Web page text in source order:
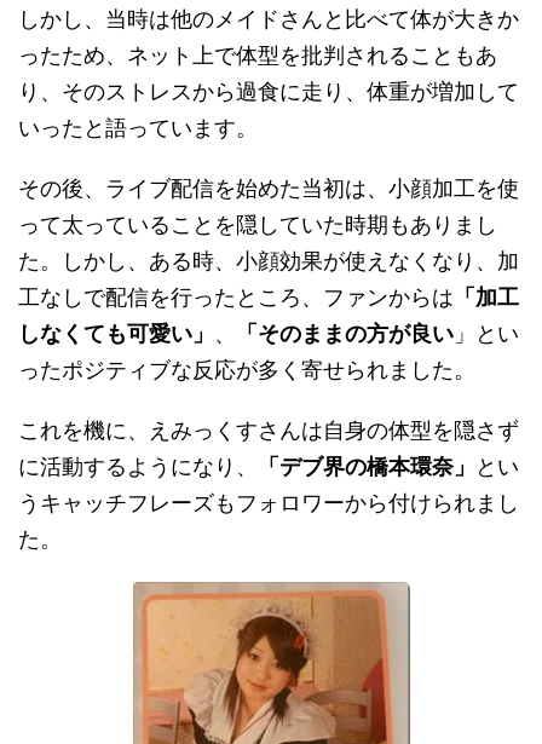
しかし、当時は他のメイドさんと比べて体が大きか
ったため、ネット上で体型を批判されることもあ
り、そのストレスから過食に走り、体重が増加して
いったと語っています。
その後、ライブ配信を始めた当初は、小顔加工を使
って太っていることを隠していた時期もありまし
た。しかし、ある時、小顔効果が使えなくなり、加
工なしで配信を行ったところ、ファンからは 「加工
しなくても可愛い」 、 「そのままの方が良い 」とい
ったポジティブな反応が多く寄せられました。
これを機に、えみっくすさんは自身の体型を隠さず
に活動するようになり、
「デブ界の橋本環奈」
とい
うキャッチフレーズもフォロワーから付けられまし
た。